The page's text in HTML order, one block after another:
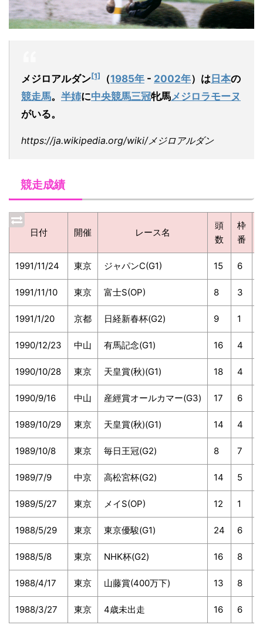
メジロアルダン[1] （1985年 - 2002年）は 日本の
競走馬。 半姉に中央競馬三冠牝馬メジロラモーヌ
がいる。
https://ja.wikipedia.org/wiki/メジロアルダン
競走成績
日付 開催 レース名
頭
数
枠
番
1991/11/24 東京 ジャパンC(G1) 15 6
1991/11/10 東京 富士S(OP) 8 3
1991/1/20 京都 日経新春杯(G2) 9 1
1990/12/23 中山 有馬記念(G1) 16 4
1990/10/28 東京 天皇賞(秋)(G1) 18 4
1990/9/16 中山 産經賞オールカマー(G3) 17 6
1989/10/29 東京 天皇賞(秋)(G1) 14 4
1989/10/8 東京 毎日王冠(G2) 8 7
1989/7/9 中京 高松宮杯(G2) 14 5
1989/5/27 東京 メイS(OP) 12 1
1988/5/29 東京 東京優駿(G1) 24 6
1988/5/8 東京 NHK杯(G2) 16 8
1988/4/17 東京 山藤賞(400万下) 13 8
1988/3/27 東京 4歳未出走 16 6